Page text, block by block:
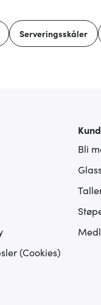
Serveringsskåler
(Cookies)
Bli